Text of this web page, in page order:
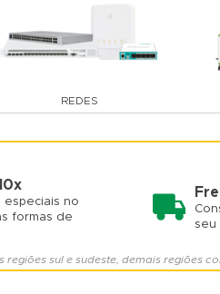
REDES
especiais no
formas de
seu
sul e sudeste, demais regiões